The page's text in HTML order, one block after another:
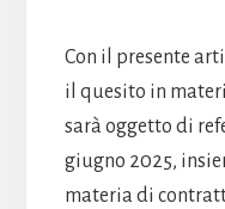
Con il presente
il quesito in
sarà oggetto di
giugno 2025,
materia di